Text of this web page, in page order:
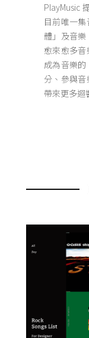
PlayMusic
目前唯一
體」及音
愈來愈多
成為音樂
分、參與音
帶來更多迴